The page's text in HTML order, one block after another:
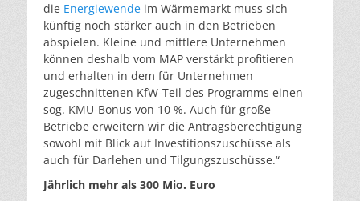
die Energiewende im Wärmemarkt muss sich
künftig noch stärker auch in den Betrieben
abspielen. Kleine und mittlere Unternehmen
können deshalb vom MAP verstärkt profitieren
und erhalten in dem für Unternehmen
zugeschnittenen KfW-Teil des Programms einen
sog. KMU-Bonus von 10 %. Auch für große
Betriebe erweitern wir die Antragsberechtigung
sowohl mit Blick auf Investitionszuschüsse als
auch für Darlehen und Tilgungszuschüsse.“
Jährlich mehr als 300 Mio. Euro